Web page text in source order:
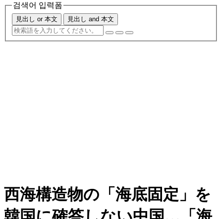
검색어 입력폼
見出し or 本文 見出し and 本文
西海構造物の「海底固定」を